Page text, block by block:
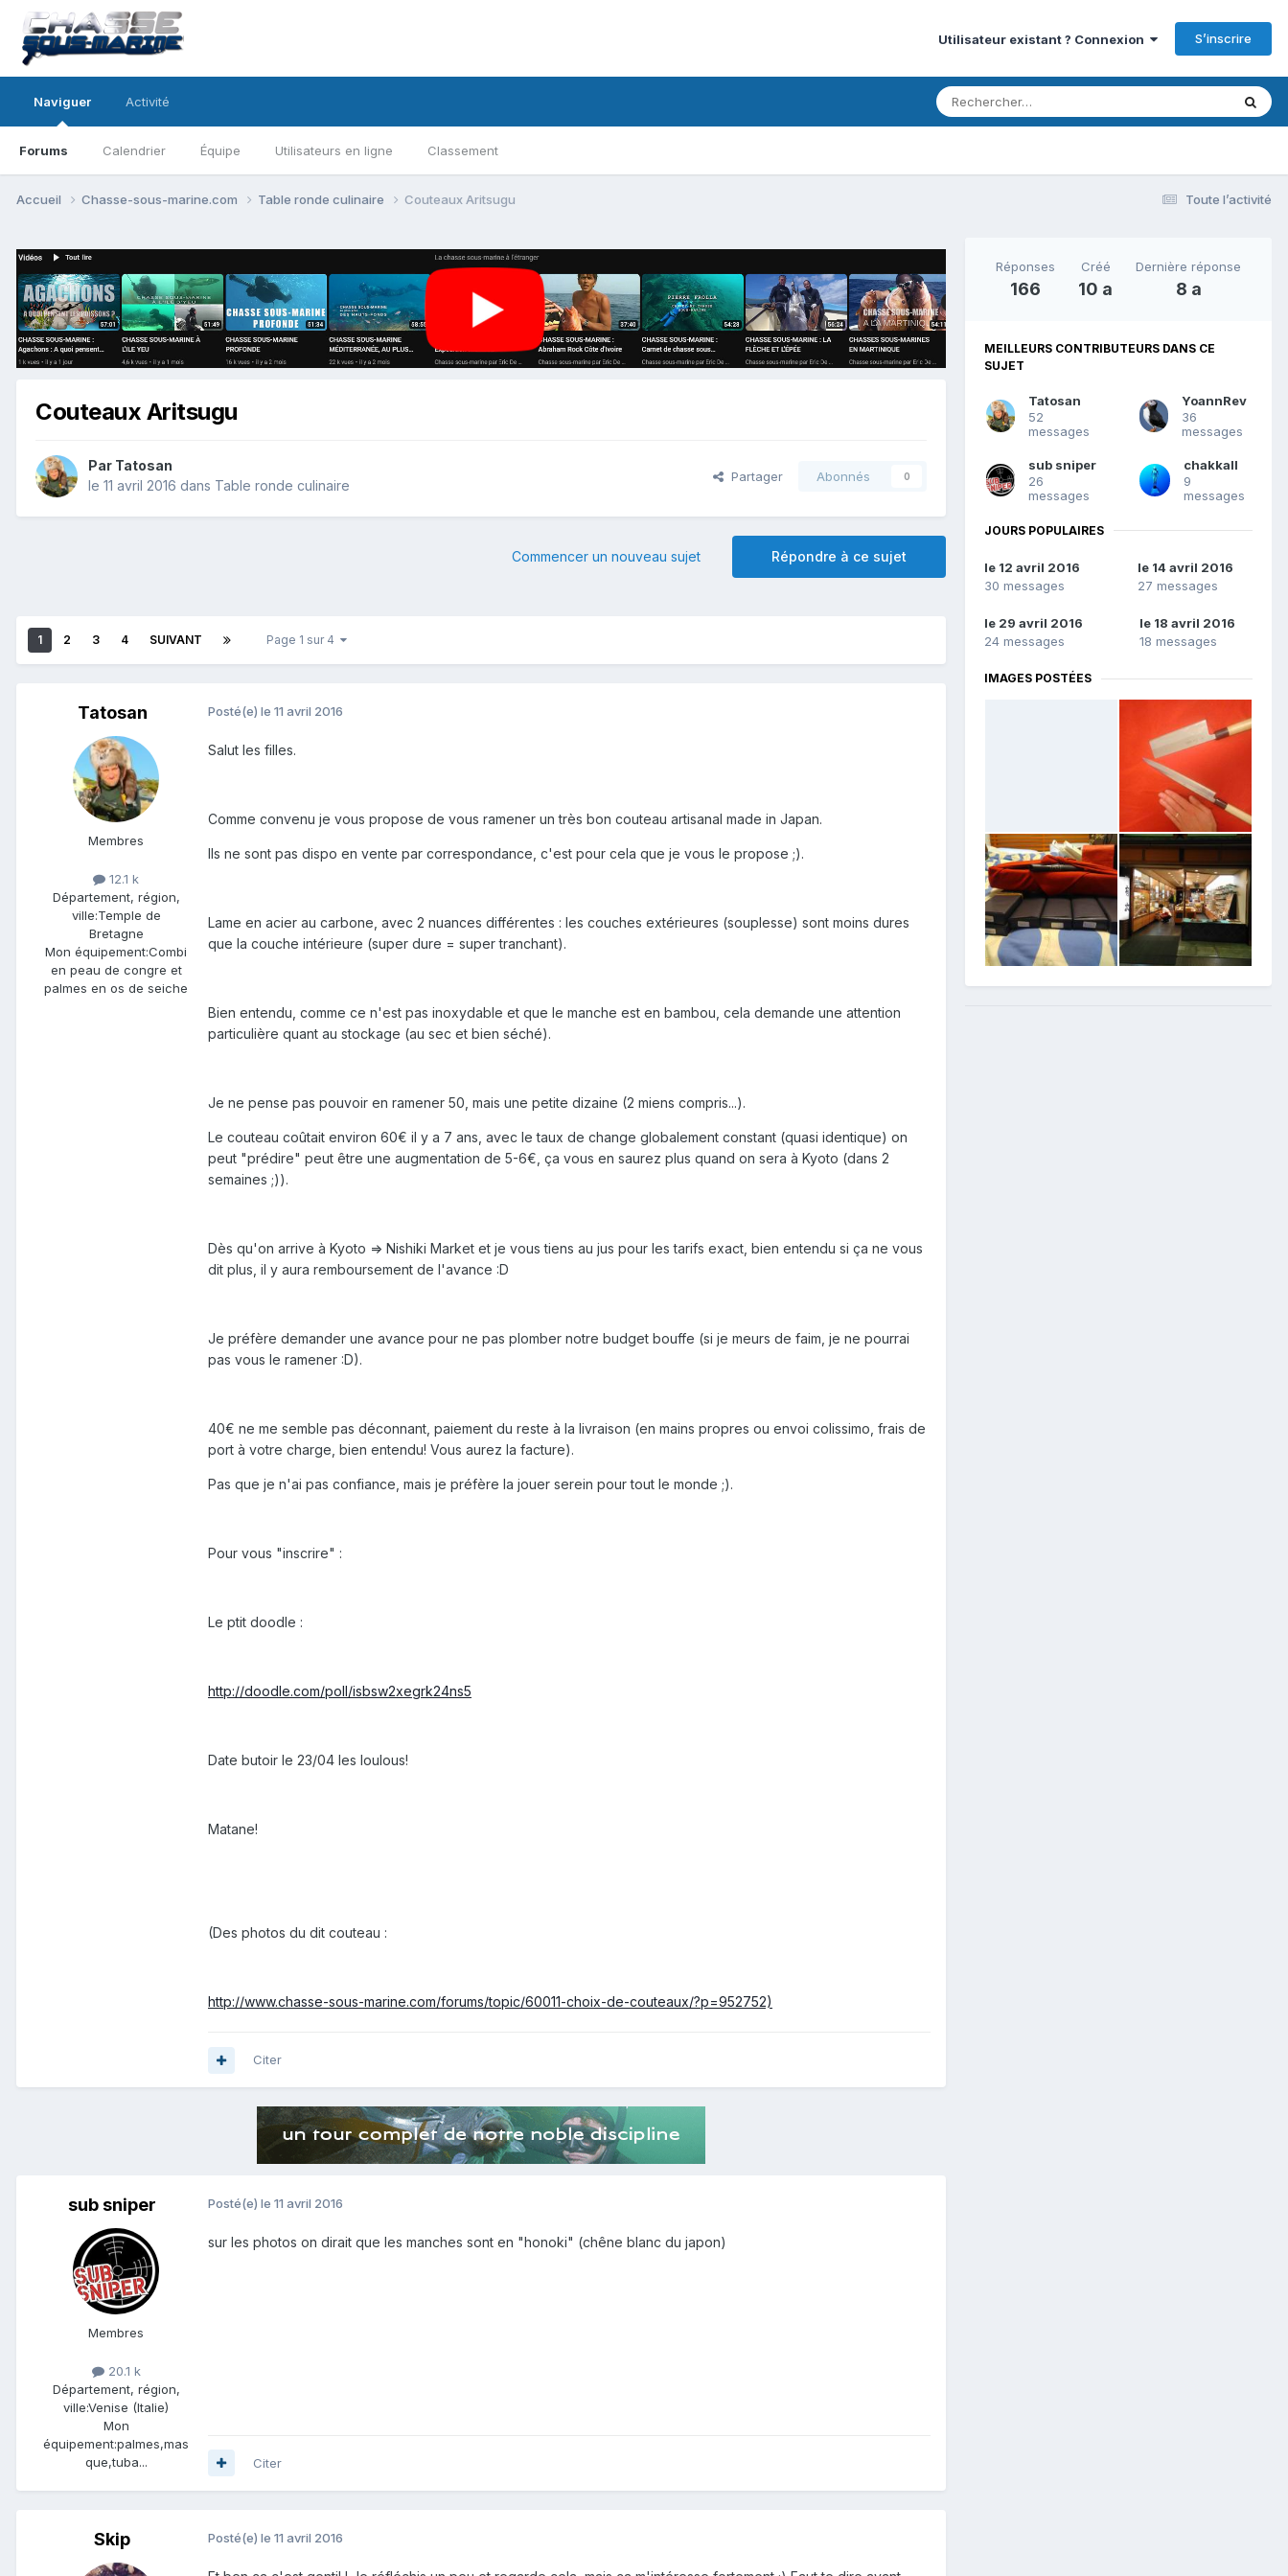
Utilisateur existant ? Connexion S’inscrire
Naviguer
Forums Calendrier Équipe Utilisateurs en ligne Classement
Activité
Toute l’activité
Accueil Chasse-sous-marine.com Table ronde culinaire Couteaux Aritsugu
Couteaux Aritsugu
Par Tatosan
le 11 avril 2016 dans Table ronde culinaire
Partager Abonnés 0
Répondre à ce sujet
Commencer un nouveau sujet
1 2 3 4 SUIVANT Page 1 sur 4
Tatosan
Membres
12.1 k
Département, région,
ville:Temple de
Bretagne
Mon équipement:Combi
en peau de congre et
palmes en os de seiche
Posté(e) le 11 avril 2016
Salut les filles.
Comme convenu je vous propose de vous ramener un très bon couteau artisanal made in Japan.
Ils ne sont pas dispo en vente par correspondance, c'est pour cela que je vous le propose ;).
Lame en acier au carbone, avec 2 nuances différentes : les couches extérieures (souplesse) sont moins dures
que la couche intérieure (super dure = super tranchant).
Bien entendu, comme ce n'est pas inoxydable et que le manche est en bambou, cela demande une attention
particulière quant au stockage (au sec et bien séché).
Je ne pense pas pouvoir en ramener 50, mais une petite dizaine (2 miens compris...).
Le couteau coûtait environ 60€ il y a 7 ans, avec le taux de change globalement constant (quasi identique) on
peut "prédire" peut être une augmentation de 5-6€, ça vous en saurez plus quand on sera à Kyoto (dans 2
semaines ;)).
Dès qu'on arrive à Kyoto => Nishiki Market et je vous tiens au jus pour les tarifs exact, bien entendu si ça ne vous
dit plus, il y aura remboursement de l'avance :D
Je préfère demander une avance pour ne pas plomber notre budget bouffe (si je meurs de faim, je ne pourrai
pas vous le ramener :D).
40€ ne me semble pas déconnant, paiement du reste à la livraison (en mains propres ou envoi colissimo, frais de
port à votre charge, bien entendu! Vous aurez la facture).
Pas que je n'ai pas confiance, mais je préfère la jouer serein pour tout le monde ;).
Pour vous "inscrire" :
Le ptit doodle :
http://doodle.com/poll/isbsw2xegrk24ns5
Date butoir le 23/04 les loulous!
Matane!
(Des photos du dit couteau :
http://www.chasse-sous-marine.com/forums/topic/60011-choix-de-couteaux/?p=952752)
Citer
sub sniper
Membres
20.1 k
Département, région,
ville:Venise (Italie)
Mon
équipement:palmes,mas
que,tuba...
Posté(e) le 11 avril 2016
sur les photos on dirait que les manches sont en "honoki" (chêne blanc du japon)
Citer
Skip Posté(e) le 11 avril 2016
Réponses
166
Créé
10 a
Dernière réponse
8 a
MEILLEURS CONTRIBUTEURS DANS CE
SUJET
Tatosan
52
messages
YoannRev
36
messages
sub sniper
26
messages
chakkall
9
messages
JOURS POPULAIRES
le 12 avril 2016
30 messages
le 14 avril 2016
27 messages
le 29 avril 2016
24 messages
le 18 avril 2016
18 messages
IMAGES POSTÉES